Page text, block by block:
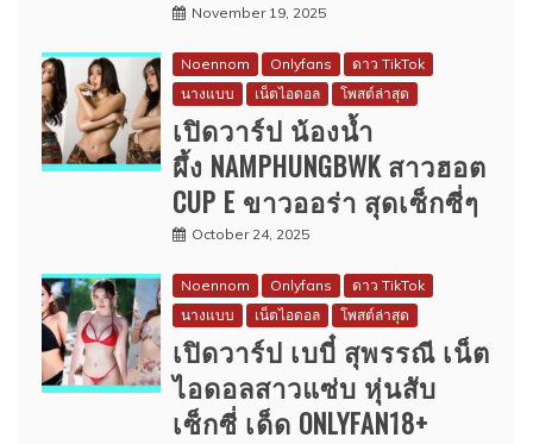
November 19, 2025
Noennom Onlyfans
ดาว TikTok
นางแบบ
เน็ตไอดอล โพสต์ล่าสุด
เปิดวาร์ป น้องน้ำ
ผึ้ง NAMPHUNGBWK สาวฮอต
CUP E ขาวออร่า สุดเซ็กซี่ๆ
October 24, 2025
Noennom Onlyfans
ดาว TikTok
นางแบบ
เน็ตไอดอล โพสต์ล่าสุด
เปิดวาร์ป เบบี๋ สุพรรณี เน็ต
ไอดอลสาวแซ่บ หุ่นสับ
เซ็กซี่ เด็ด ONLYFAN18+